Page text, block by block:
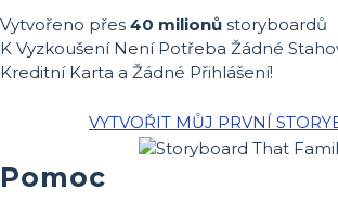
Vytvořeno přes 40 milionů storyboardů
K Vyzkoušení Není Potřeba Žádné
Kreditní Karta a Žádné Přihlášení!
VYTVOŘIT MŮJ PRVNÍ
Pomoc